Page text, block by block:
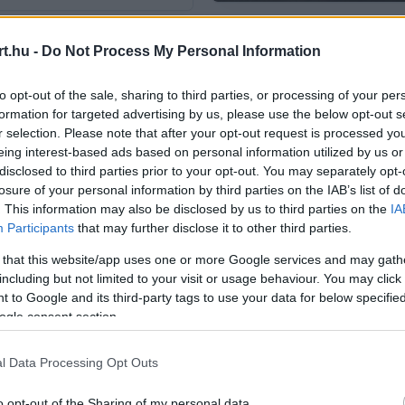
- Do Not Process My Personal Information
opt-out of the sale, sharing to third parties, or processing of your
for targeted advertising by us, please use the below opt-out
selection. Please note that after your opt-out request is processed
interest-based ads based on personal information utilized by us
to third parties prior to your opt-out. You may separately
of your personal information by third parties on the IAB’s list of
This information may also be disclosed by us to third parties on the
Participants that may further disclose it to other third parties.
that this website/app uses one or more Google services and may
but not limited to your visit or usage behaviour. You may
to Google and its third-party tags to use your data for below
consent section.
Data Processing Opt Outs
19Ó
köthet ki Max Verstappen
megerősítette, hogy egyeztetéseket folytattak a holland pilóta
22Ó
dolgát nehezíti meg a Red Bullnál